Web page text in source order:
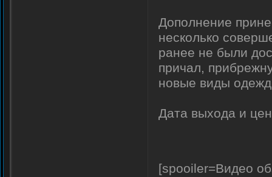
Дополнение
несколько
ранее не были
причал,
новые виды
Дата выхода и
[spooiler=Видео